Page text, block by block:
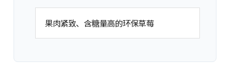
果肉紧致、含糖量高的环保草莓